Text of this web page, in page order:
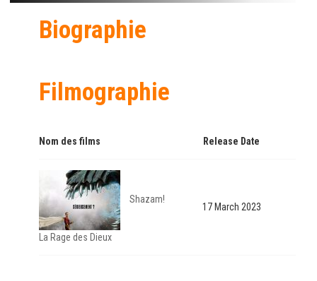
Biographie
Filmographie
Nom des films Release Date
Shazam!
La Rage des Dieux
17 March 2023